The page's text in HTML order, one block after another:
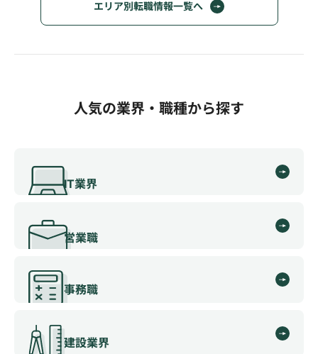
エリア別転職情報一覧へ
人気の業界・職種から探す
IT業界
営業職
事務職
建設業界